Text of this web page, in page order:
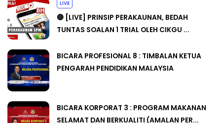
LIVE
🔴 [LIVE] PRINSIP PERAKAUNAN, BEDAH
TUNTAS SOALAN 1 TRIAL OLEH CIKGU ...
BICARA PROFESIONAL 8 : TIMBALAN KETUA
PENGARAH PENDIDIKAN MALAYSIA
BICARA KORPORAT 3 : PROGRAM MAKANAN
SELAMAT DAN BERKUALITI (AMALAN PER...